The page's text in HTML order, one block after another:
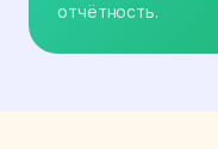
отчётность.